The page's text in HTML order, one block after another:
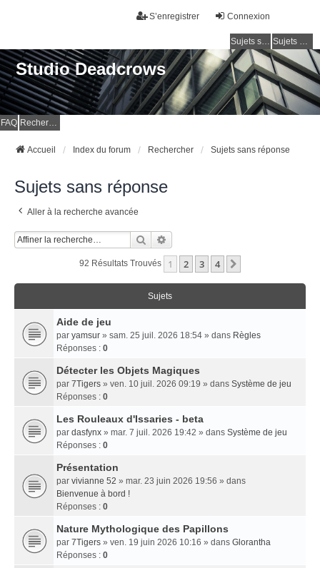
Connexion
S’enregistrer
Sujets sans réponse Sujets actifs
Studio Deadcrows
FAQ Rechercher
Accueil Index du forum Rechercher Sujets sans réponse
Sujets sans réponse
Aller à la recherche avancée
Rechercher
92 Résultats Trouvés 1 2 3 4
Sujets
Aide de jeu
par yamsur » sam. 25 juil. 2026 18:54 » dans Règles
Réponses : 0
Détecter les Objets Magiques
par 7Tigers » ven. 10 juil. 2026 09:19 » dans Système de jeu
Réponses : 0
Les Rouleaux d'Issaries - beta
par dasfynx » mar. 7 juil. 2026 19:42 » dans Système de jeu
Réponses : 0
Présentation
par vivianne 52 » mar. 23 juin 2026 19:56 » dans
Bienvenue à bord !
Réponses : 0
Nature Mythologique des Papillons
par 7Tigers » ven. 19 juin 2026 10:16 » dans Glorantha
Réponses : 0